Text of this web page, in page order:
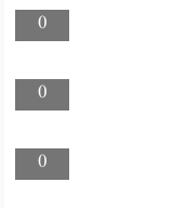
0
0
0